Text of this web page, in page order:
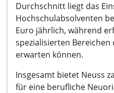
Durchschnitt liegt das
Hochschulabsolventen
Euro jährlich, während
spezialisierten
erwarten können.
Insgesamt bietet Neuss
für eine berufliche